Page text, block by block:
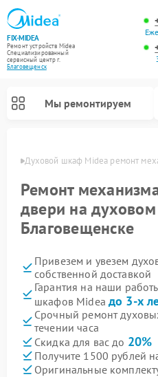
FIX-MIDEA
Ремонт устройств Midea
Специализированный
cервисный центр г.
Благовещенск
Мы ремонтируем
Духовой шкаф Midea ремонт
Ремонт
двери на
Благовещенске
Привезем и увезем
собственной доставкой
Гарантия на наши
шкафов Midea до 3-х
Срочный ремонт
течении часа
Скидка для вас до 20%
Получите 1500 рублей
Оригинальные